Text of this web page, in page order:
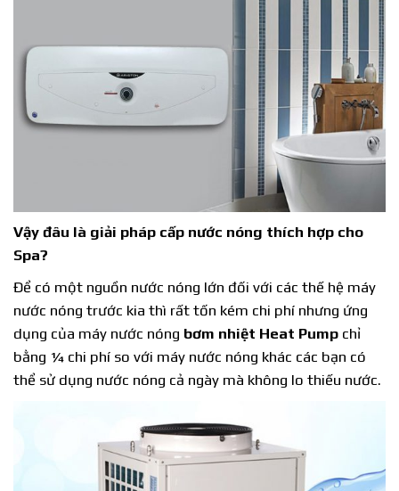
Vậy đâu là giải pháp cấp nước nóng thích hợp cho
Spa?
Để có một nguồn nước nóng lớn đối với các thế hệ máy
nước nóng trước kia thì rất tốn kém chi phí nhưng ứng
dụng của máy nước nóng bơm nhiệt Heat Pump chỉ
bằng ¼ chi phí so với máy nước nóng khác các bạn có
thể sử dụng nước nóng cả ngày mà không lo thiếu nước.